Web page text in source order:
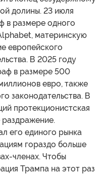
долины. 23 июля
в размере одного
материнскую
европейского
В 2025 году
в размере 500
евро, также
законодательства. В
протекционистская
раздражение.
его единого рынка
гораздо больше
членах. Чтобы
Трампа на этот раз